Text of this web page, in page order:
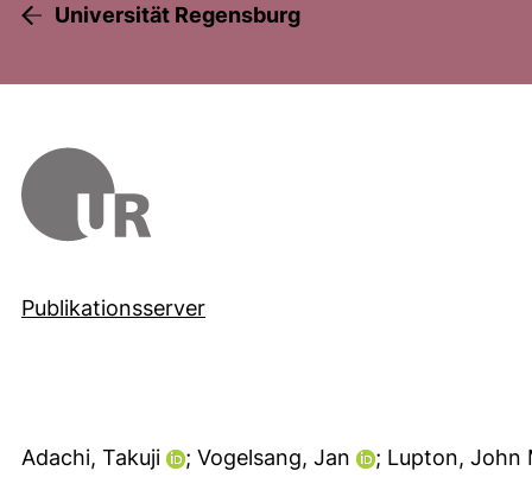
Universität Regensburg
Publikationsserver
Adachi, Takuji ; Vogelsang, Jan ; Lupton, John